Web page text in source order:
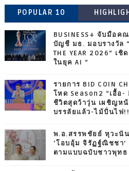
POPULAR 10
BUSINESS+ จับมือ
บัญชี มธ. มอบรางวัล
THE YEAR 2026” เ
ในยุค AI ”
รายการ BID COIN
โหด Season2 “เอื้อ
ชีวิตสุดว้าวุ่น เผชิญห
บรรลัยแล้ว-ไม้ปั่นไฟ!!
พ.อ.สรรพชัยย์ หุวะนั
‘โอบอุ้ม จิรัฏฐ์ณิชชา’
ตามแบบฉบับชาวพุทธ